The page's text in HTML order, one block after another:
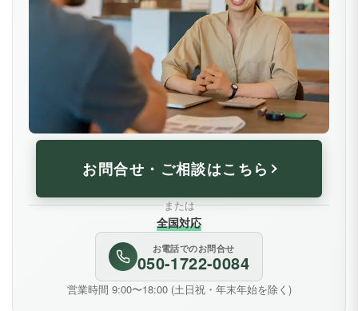
お問合せ・ご相談はこちら
または
全国対応
お電話でのお問合せ
050-1722-0084
営業時間 9:00〜18:00 (土日祝・年末年始を除く)